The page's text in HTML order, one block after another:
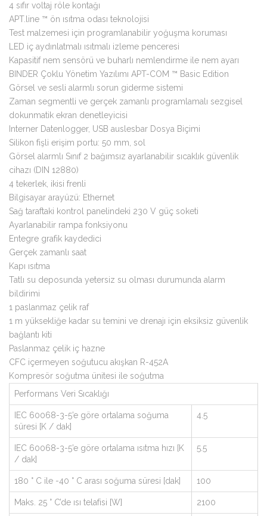
4 sıfır voltaj röle kontağı
APT.line ™ ön ısıtma odası teknolojisi
Test malzemesi için programlanabilir yoğuşma koruması
LED iç aydınlatmalı ısıtmalı izleme penceresi
Kapasitif nem sensörü ve buharlı nemlendirme ile nem ayarı
BINDER Çoklu Yönetim Yazılımı APT-COM ™ Basic Edition
Görsel ve sesli alarmlı sorun giderme sistemi
Zaman segmentli ve gerçek zamanlı programlamalı sezgisel
dokunmatik ekran denetleyicisi
Interner Datenlogger, USB auslesbar Dosya Biçimi
Silikon fişli erişim portu: 50 mm, sol
Görsel alarmlı Sınıf 2 bağımsız ayarlanabilir sıcaklık güvenlik
cihazı (DIN 12880)
4 tekerlek, ikisi frenli
Bilgisayar arayüzü: Ethernet
Sağ taraftaki kontrol panelindeki 230 V güç soketi
Ayarlanabilir rampa fonksiyonu
Entegre grafik kaydedici
Gerçek zamanlı saat
Kapı ısıtma
Tatlı su deposunda yetersiz su olması durumunda alarm
bildirimi
1 paslanmaz çelik raf
1 m yüksekliğe kadar su temini ve drenajı için eksiksiz güvenlik
bağlantı kiti
Paslanmaz çelik iç hazne
CFC içermeyen soğutucu akışkan R-452A
Kompresör soğutma ünitesi ile soğutma
Performans Veri Sıcaklığı
IEC 60068-3-5’e göre ortalama soğuma
süresi [K / dak]
4.5
IEC 60068-3-5’e göre ortalama ısıtma hızı [K
/ dak]
5.5
180 ° C ile -40 ° C arası soğuma süresi [dak] 100
Maks. 25 ° C’de ısı telafisi [W] 2100